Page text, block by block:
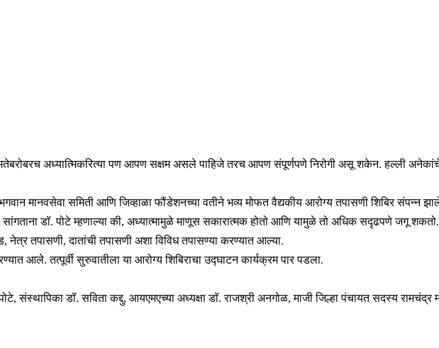
अध्यात्मिकरित्या पण आपण सक्षम असले पाहिजे तरच आपण संपूर्णपणे निरोगी असू शकेन. हल्ली
मानवसेवा समिती आणि जिव्हाळा फौंडेशनच्या वतीने भव्य मोफत वैद्यकीय आरोग्य तपासणी शिबिर संपन्न झाले
डॉ. पोटे म्हणाल्या की, अध्यात्मामुळे माणूस सकारात्मक होतो आणि यामुळे तो अधिक सदृढपणे जगू शकतो.
नेत्र तपासणी, दातांची तपासणी अशा विविध तपासण्या करण्यात आल्या.
आले. तत्पूर्वी सुरुवातीला या आरोग्य शिबिराचा उद्घाटन कार्यक्रम पार पडला.
संस्थापिका डॉ. सविता कद्दु, आयएमएच्या अध्यक्षा डॉ. राजश्री अनगोळ, माजी जिल्हा पंचायत सदस्य